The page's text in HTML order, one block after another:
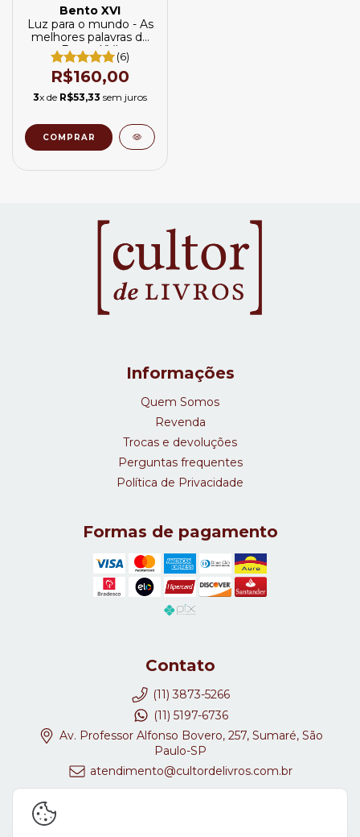
Bento XVI
Luz para o mundo - As
melhores palavras de
Bento XVI(6)
R$160,00
3x de R$53,33 sem juros
Informações
Quem Somos
Revenda
Trocas e devoluções
Perguntas frequentes
Política de Privacidade
Formas de pagamento
Contato
(11) 3873-5266
(11) 5197-6736
Av. Professor Alfonso Bovero, 257, Sumaré, São
Paulo-SP
atendimento@cultordelivros.com.br